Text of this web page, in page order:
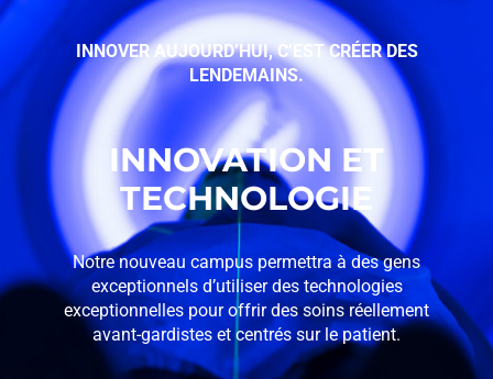
INNOVER AUJOURD’HUI, C’EST CRÉER DES
LENDEMAINS.
INNOVATION ET
TECHNOLOGIE
Notre nouveau campus permettra à des gens
exceptionnels d’utiliser des technologies
exceptionnelles pour offrir des soins réellement
avant-gardistes et centrés sur le patient.